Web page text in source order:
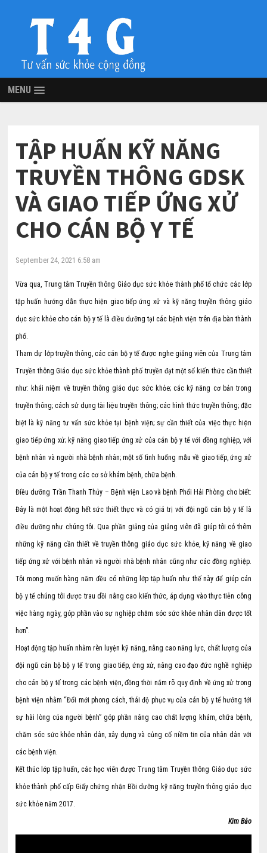
MENU
TẬP HUẤN KỸ NĂNG
TRUYỀN THÔNG GDSK
VÀ GIAO TIẾP ỨNG XỬ
CHO CÁN BỘ Y TẾ
September 24, 2021 6:58 am
Vừa qua, Trung tâm Truyền thông Giáo dục sức khỏe thành phố tổ chức các lớp
tập huấn hướng dẫn thực hiện giao tiếp ứng xử và kỹ năng truyền thông giáo
dục sức khỏe cho cán bộ y tế là điều dưỡng tại các bệnh viện trên địa bàn thành
phố.
Tham dự lớp truyền thông, các cán bộ y tế được nghe giảng viên của Trung tâm
Truyền thông Giáo dục sức khỏe thành phố truyền đạt một số kiến thức cần thiết
như: khái niệm về truyền thông giáo dục sức khỏe; các kỹ năng cơ bản trong
truyền thông; cách sử dụng tài liệu truyền thông; các hình thức truyền thông; đặc
biệt là kỹ năng tư vấn sức khỏe tại bệnh viện; sự cần thiết của việc thực hiện
giao tiếp ứng xử; kỹ năng giao tiếp ứng xử của cán bộ y tế với đồng nghiệp, với
bệnh nhân và người nhà bệnh nhân; một số tình huống mẫu về giao tiếp, ứng xử
của cán bộ y tế trong các cơ sở khám bệnh, chữa bệnh.
Điều dưỡng Trần Thanh Thủy – Bệnh viện Lao và bệnh Phổi Hải Phòng cho biết:
Đây là một hoạt động hết sức thiết thực và có giá trị với đội ngũ cán bộ y tế là
điều dưỡng như chúng tôi. Qua phần giảng của giảng viên đã giúp tôi có thêm
những kỹ năng cần thiết về truyền thông giáo dục sức khỏe, kỹ năng về giao
tiếp ứng xử với bệnh nhân và người nhà bệnh nhân cũng như các đồng nghiệp.
Tôi mong muốn hàng năm đều có những lớp tập huấn như thế này để giúp cán
bộ y tế chúng tôi được trau dồi nâng cao kiến thức, áp dụng vào thực tiễn công
việc hàng ngày, góp phần vào sự nghiệp chăm sóc sức khỏe nhân dân được tốt
hơn”.
Hoạt động tập huấn nhằm rèn luyện kỹ năng, nâng cao năng lực, chất lượng của
đội ngũ cán bộ bộ y tế trong giao tiếp, ứng xử, nâng cao đạo đức nghề nghiệp
cho cán bộ y tế trong các bệnh viện, đồng thời nắm rõ quy định về ứng xử trong
bệnh viện nhằm “Đổi mới phong cách, thái độ phục vụ của cán bộ y tế hướng tới
sự hài lòng của người bệnh” góp phần nâng cao chất lượng khám, chữa bệnh,
chăm sóc sức khỏe nhân dân, xây dựng và củng cố niềm tin của nhân dân với
các bệnh viện.
Kết thúc lớp tập huấn, các học viên được Trung tâm Truyền thông Giáo dục sức
khỏe thành phố cấp Giấy chứng nhận Bồi dưỡng kỹ năng truyền thông giáo dục
sức khỏe năm 2017.
Kim Bảo